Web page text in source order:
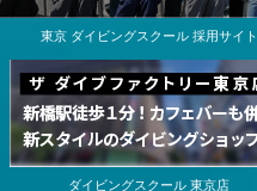
東京 ダイビングスクール 採用サイト
ダイビングスクール 東京店